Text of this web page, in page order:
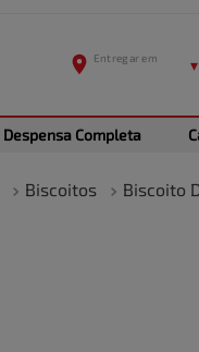
Despensa Completa
Biscoitos Biscoito